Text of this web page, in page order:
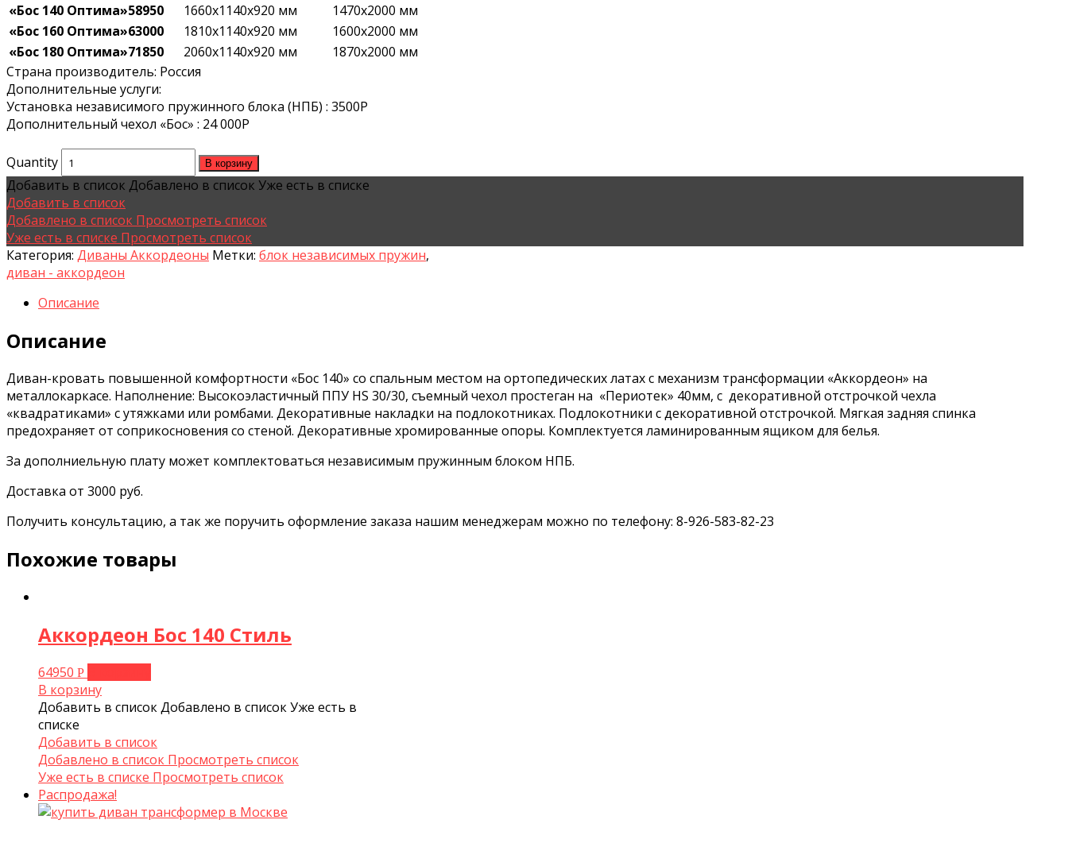
«Бос 140 Оптима»58950 1660х1140х920 мм
1470х2000 мм
«Бос 160 Оптима»63000 1810х1140х920 мм
1600х2000 мм
«Бос 180 Оптима»71850 2060х1140х920 мм
1870х2000 мм
Страна производитель: Россия
Дополнительные услуги:
Установка независимого пружинного блока (НПБ) : 3500Р
Дополнительный чехол «Бос» : 24 000Р
Quantity В корзину
Добавить в список Добавлено в список Уже есть в списке
Добавить в список
Добавлено в список Просмотреть список
Уже есть в списке Просмотреть список
Категория: Диваны Аккордеоны Метки: блок независимых пружин,
диван - аккордеон
Описание
Описание
Диван-кровать повышенной комфортности «Бос 140» со спальным местом на ортопедических латах с механизм трансформации «Аккордеон» на
металлокаркасе. Наполнение: Высокоэластичный ППУ HS 30/30, съемный чехол простеган на «Периотек» 40мм, с декоративной отстрочкой чехла
«квадратиками» с утяжками или ромбами. Декоративные накладки на подлокотниках. Подлокотники с декоративной отстрочкой. Мягкая задняя спинка
предохраняет от соприкосновения со стеной. Декоративные хромированные опоры. Комплектуется ламинированным ящиком для белья.
За дополниельную плату может комплектоваться независимым пружинным блоком НПБ.
Доставка от 3000 руб.
Получить консультацию, а так же поручить оформление заказа нашим менеджерам можно по телефону: 8-926-583-82-23
Похожие товары
Аккордеон Бос 140 Стиль
64950 Р
В корзину
Добавить в списокДобавлено в списокУже есть в
списке
Добавить в список
Добавлено в список Просмотреть список
Уже есть в списке Просмотреть список
Распродажа!